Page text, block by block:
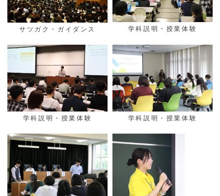
サツガク・ガイダンス 学科説明・授業体験
学科説明・授業体験 学科説明・授業体験